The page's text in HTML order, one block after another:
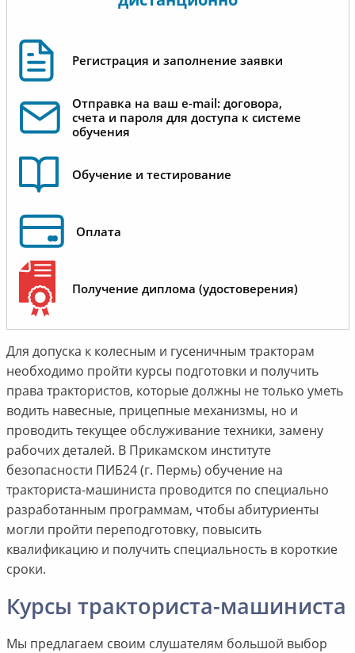
Регистрация и заполнение заявки
Отправка на ваш e-mail: договора,
счета и пароля для доступа к системе
обучения
Обучение и тестирование
Оплата
Получение диплома (удостоверения)
Для допуска к колесным и гусеничным тракторам
необходимо пройти курсы подготовки и получить
права трактористов, которые должны не только уметь
водить навесные, прицепные механизмы, но и
проводить текущее обслуживание техники, замену
рабочих деталей. В Прикамском институте
безопасности ПИБ24 (г. Пермь) обучение на
тракториста-машиниста проводится по специально
разработанным программам, чтобы абитуриенты
могли пройти переподготовку, повысить
квалификацию и получить специальность в короткие
сроки.
Курсы тракториста-машиниста
Мы предлагаем своим слушателям большой выбор